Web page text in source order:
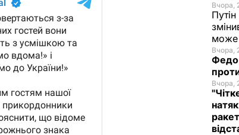
Вчора,
може
Вчора,
Вчора,